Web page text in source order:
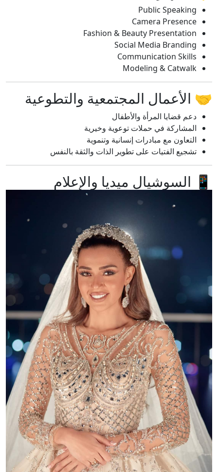
Public Speaking
Camera Presence
Fashion & Beauty Presentation
Social Media Branding
Communication Skills
Modeling & Catwalk
🤝 الأعمال المجتمعية والتطوعية
دعم قضايا المرأة والأطفال
المشاركة في حملات توعوية وخيرية
التعاون مع مبادرات إنسانية وتنموية
تشجيع الفتيات على تطوير الذات والثقة بالنفس
📱 السوشيال ميديا والإعلام